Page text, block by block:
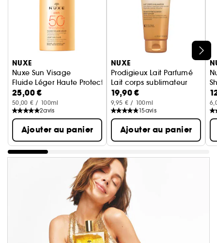
Ignorer le carrousel produits
NUXE
Nuxe Sun Visage
Fluide Léger Haute Protection SPF50
25,00 €
50,00 € / 100ml
2avis
Ajouter au panier
NUXE
Prodigieux Lait Parfumé
Lait corps sublimateur
19,90 €
9,95 € / 100ml
15avis
Ajouter au panier